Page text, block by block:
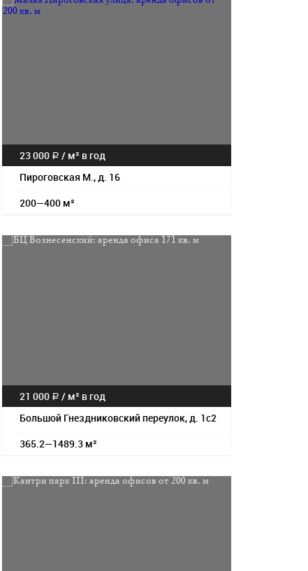
23 000 a / м² в год
Пироговская М., д. 16
200—400 м²
21 000 a / м² в год
Большой Гнездниковский переулок, д. 1с2
365.2—1489.3 м²